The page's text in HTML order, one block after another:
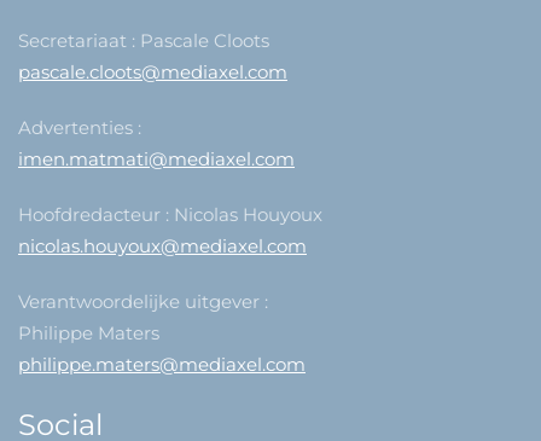
Secretariaat : Pascale Cloots
pascale.cloots@mediaxel.com
Advertenties :
imen.matmati@mediaxel.com
Hoofdredacteur : Nicolas Houyoux
nicolas.houyoux@mediaxel.com
Verantwoordelijke uitgever :
Philippe Maters
philippe.maters@mediaxel.com
Social